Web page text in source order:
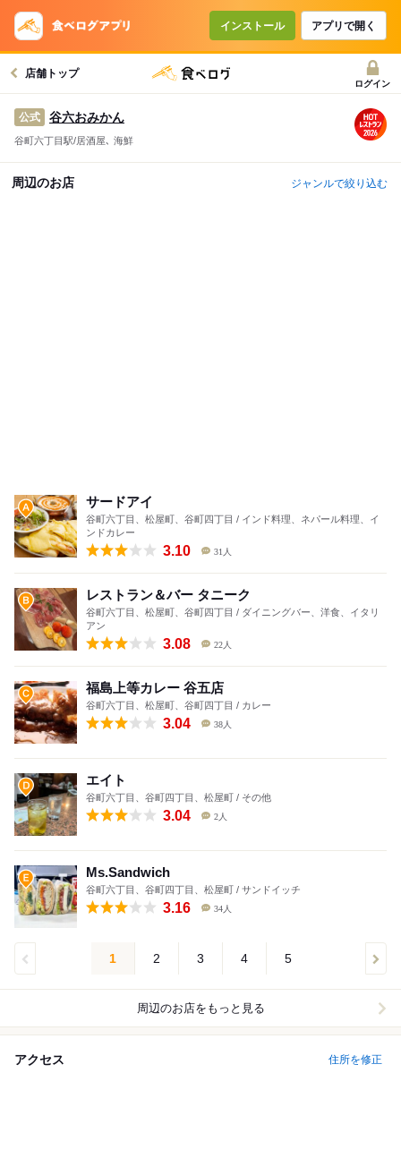
インストール アプリで開く
店舗トップ
ログイン
公式 谷六おみかん
谷町六丁目駅/居酒屋､ 海鮮
周辺のお店 ジャンルで絞り込む
サードアイ
谷町六丁目、松屋町、谷町四丁目 / インド料理、ネパール料理、イ
ンドカレー
3.10 31人
レストラン＆バー タニーク
谷町六丁目、松屋町、谷町四丁目 / ダイニングバー、洋食、イタリ
アン
3.08 22人
福島上等カレー 谷五店
谷町六丁目、松屋町、谷町四丁目 / カレー
3.04 38人
エイト
谷町六丁目、谷町四丁目、松屋町 / その他
3.04 2人
Ms.Sandwich
谷町六丁目、谷町四丁目、松屋町 / サンドイッチ
3.16 34人
1 2 3 4 5
周辺のお店をもっと見る
アクセス 住所を修正